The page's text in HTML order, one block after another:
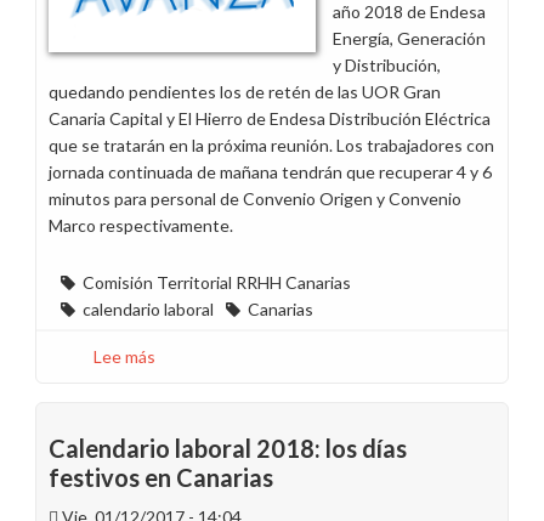
año 2018 de Endesa
Energía, Generación
y Distribución,
quedando pendientes los de retén de las UOR Gran
Canaria Capital y El Hierro de Endesa Distribución Eléctrica
que se tratarán en la próxima reunión. Los trabajadores con
jornada continuada de mañana tendrán que recuperar 4 y 6
minutos para personal de Convenio Origen y Convenio
Marco respectivamente.
Comisión Territorial RRHH Canarias
calendario laboral
Canarias
Lee más
Calendarios
Laborales
de
2018
Calendario laboral 2018: los días
festivos en Canarias
Vie, 01/12/2017 - 14:04